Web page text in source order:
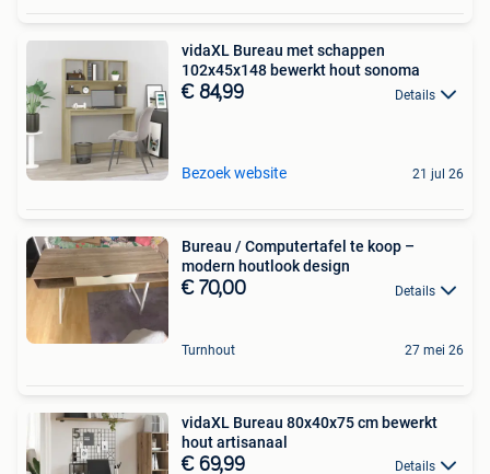
vidaXL Bureau met schappen
102x45x148 bewerkt hout sonoma
€ 84,99 Details
Bezoek website 21 jul 26
Bureau / Computertafel te koop –
modern houtlook design
€ 70,00 Details
Turnhout 27 mei 26
vidaXL Bureau 80x40x75 cm bewerkt
hout artisanaal
€ 69,99 Details